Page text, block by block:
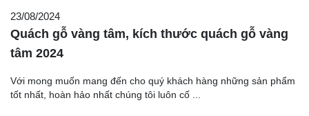
23/08/2024
Quách gỗ vàng tâm, kích thước quách gỗ vàng
tâm 2024
Với mong muốn mang đến cho quý khách hàng những sản phẩm
tốt nhất, hoàn hảo nhất chúng tôi luôn cố ...